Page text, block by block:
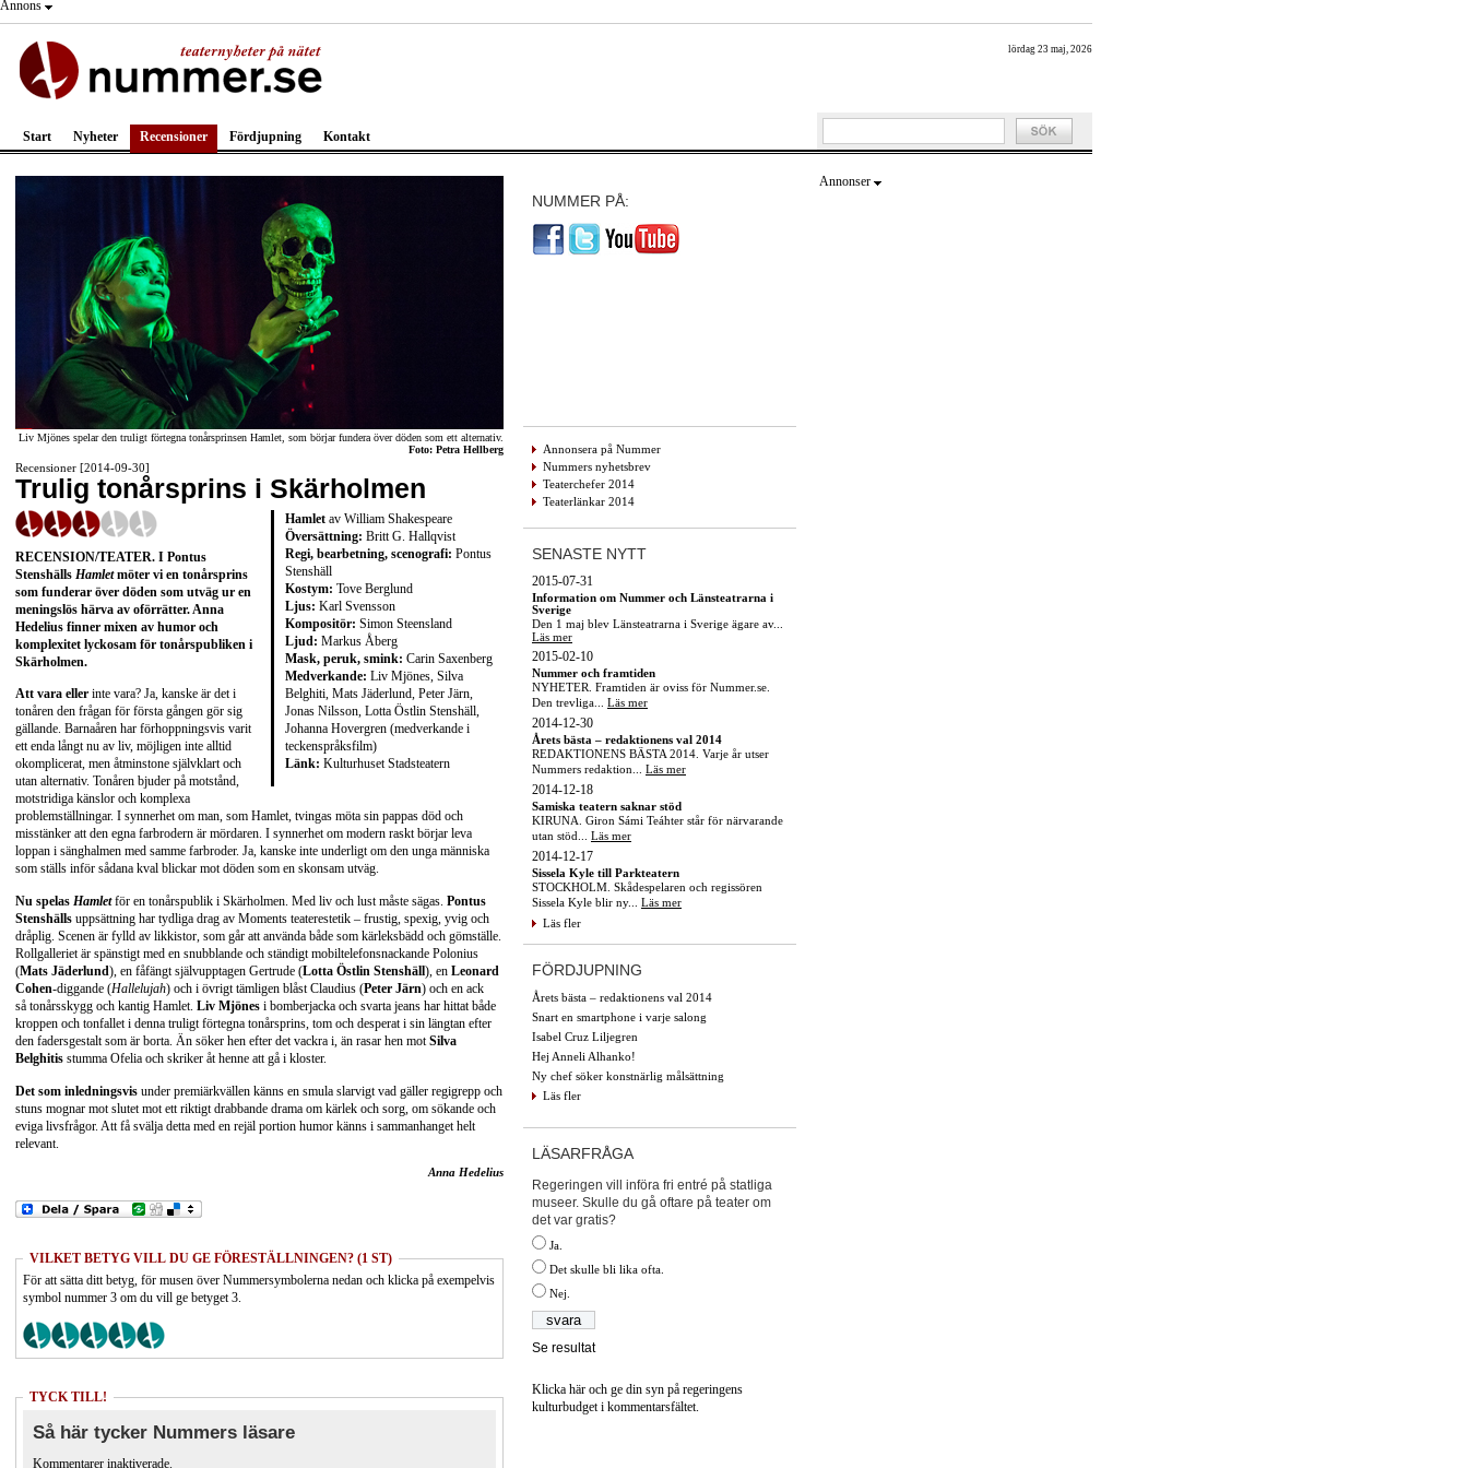
Annons
lördag 23 maj, 2026
Start Nyheter Recensioner Fördjupning Kontakt
Liv Mjönes spelar den truligt förtegna tonårsprinsen Hamlet, som börjar fundera över döden som ett alternativ.
Foto: Petra Hellberg
Recensioner [2014-09-30]
Trulig tonårsprins i Skärholmen
Hamlet av William Shakespeare
Översättning: Britt G. Hallqvist
Regi, bearbetning, scenografi: Pontus
Stenshäll
Kostym: Tove Berglund
Ljus: Karl Svensson
Kompositör: Simon Steensland
Ljud: Markus Åberg
Mask, peruk, smink: Carin Saxenberg
Medverkande: Liv Mjönes, Silva
Belghiti, Mats Jäderlund, Peter Järn,
Jonas Nilsson, Lotta Östlin Stenshäll,
Johanna Hovergren (medverkande i
teckenspråksfilm)
Länk: Kulturhuset Stadsteatern
RECENSION/TEATER. I Pontus
Stenshälls Hamletmöter vi en tonårsprins
som funderar över döden som utväg ur en
meningslös härva av oförrätter. Anna
Hedelius finner mixen av humor och
komplexitet lyckosam för tonårspubliken i
Skärholmen.
Att vara eller inte vara? Ja, kanske är det i
tonåren den frågan för första gången gör sig
gällande. Barnaåren har förhoppningsvis varit
ett enda långt nu av liv, möjligen inte alltid
okomplicerat, men åtminstone självklart och
utan alternativ. Tonåren bjuder på motstånd,
motstridiga känslor och komplexa
problemställningar. I synnerhet om man, som Hamlet, tvingas möta sin pappas död och
misstänker att den egna farbrodern är mördaren. I synnerhet om modern raskt börjar leva
loppan i sänghalmen med samme farbroder. Ja, kanske inte underligt om den unga människa
som ställs inför sådana kval blickar mot döden som en skonsam utväg.
Nu spelas Hamletför en tonårspublik i Skärholmen. Med liv och lust måste sägas. Pontus
Stenshälls uppsättning har tydliga drag av Moments teaterestetik – frustig, spexig, yvig och
dråplig. Scenen är fylld av likkistor, som går att använda både som kärleksbädd och gömställe.
Rollgalleriet är spänstigt med en snubblande och ständigt mobiltelefonsnackande Polonius
(Mats Jäderlund), en fåfängt självupptagen Gertrude (Lotta Östlin Stenshäll), en Leonard
Cohen-diggande (Hallelujah) och i övrigt tämligen blåst Claudius (Peter Järn) och en ack
så tonårsskygg och kantig Hamlet. Liv Mjönes i bomberjacka och svarta jeans har hittat både
kroppen och tonfallet i denna truligt förtegna tonårsprins, tom och desperat i sin längtan efter
den fadersgestalt som är borta. Än söker hen efter det vackra i, än rasar hen motSilva
Belghitis stumma Ofelia och skriker åt henne att gå i kloster.
Det som inledningsvis under premiärkvällen känns en smula slarvigt vad gäller regigrepp och
stuns mognar mot slutet mot ett riktigt drabbande drama om kärlek och sorg, om sökande och
eviga livsfrågor. Att få svälja detta med en rejäl portion humor känns i sammanhanget helt
relevant.
Anna Hedelius
VILKET BETYG VILL DU GE FÖRESTÄLLNINGEN? (1 ST)
För att sätta ditt betyg, för musen över Nummersymbolerna nedan och klicka på exempelvis
symbol nummer 3 om du vill ge betyget 3.
TYCK TILL!
Så här tycker Nummers läsare
Kommentarer inaktiverade.
NUMMER PÅ:
Annonsera på Nummer
Nummers nyhetsbrev
Teaterchefer 2014
Teaterlänkar 2014
SENASTE NYTT
2015-07-31
Information om Nummer och Länsteatrarna i
Sverige
Den 1 maj blev Länsteatrarna i Sverige ägare av...
Läs mer
2015-02-10
Nummer och framtiden
NYHETER. Framtiden är oviss för Nummer.se.
Den trevliga... Läs mer
2014-12-30
Årets bästa – redaktionens val 2014
REDAKTIONENS BÄSTA 2014. Varje år utser
Nummers redaktion... Läs mer
2014-12-18
Samiska teatern saknar stöd
KIRUNA. Giron Sámi Teáhter står för närvarande
utan stöd... Läs mer
2014-12-17
Sissela Kyle till Parkteatern
STOCKHOLM. Skådespelaren och regissören
Sissela Kyle blir ny... Läs mer
Läs fler
FÖRDJUPNING
Årets bästa – redaktionens val 2014
Snart en smartphone i varje salong
Isabel Cruz Liljegren
Hej Anneli Alhanko!
Ny chef söker konstnärlig målsättning
Läs fler
LÄSARFRÅGA
Regeringen vill införa fri entré på statliga
museer. Skulle du gå oftare på teater om
det var gratis?
Ja.
Det skulle bli lika ofta.
Nej.
Se resultat
Klicka här och ge din syn på regeringens
kulturbudget i kommentarsfältet.
Annonser